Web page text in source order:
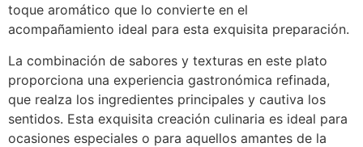
toque aromático que lo convierte en el
acompañamiento ideal para esta exquisita preparación.
La combinación de sabores y texturas en este plato
proporciona una experiencia gastronómica refinada,
que realza los ingredientes principales y cautiva los
sentidos. Esta exquisita creación culinaria es ideal para
ocasiones especiales o para aquellos amantes de la